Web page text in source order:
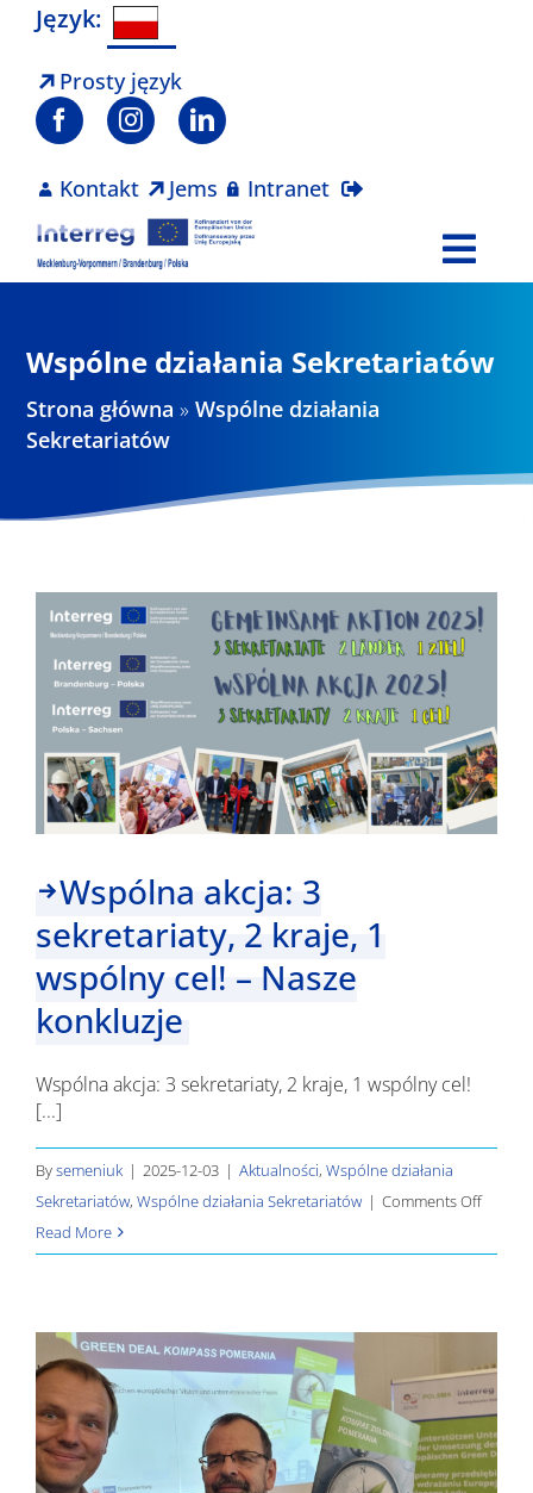
Skip
content
Język:
Prosty język
Kontakt Jems Intranet
Projekty
Wspólne działania Sekretariatów
Strona główna »Wspólne działania
Sekretariatów
Wspólna akcja: 3
sekretariaty, 2 kraje, 1
wspólny cel! – Nasze
konkluzje
Wspólna akcja: 3 sekretariaty, 2 kraje, 1 wspólny cel!
[...]
Bysemeniuk | 2025-12-03 | Aktualności, Wspólne działania
Sekretariatów, Wspólne działania Sekretariatów | Comments Offon
akcja:
kraje,
1
cel!
Read More